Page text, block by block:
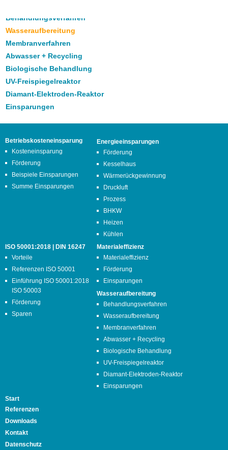
Behandlungsverfahren
Wasseraufbereitung
Membranverfahren
Abwasser + Recycling
Biologische Behandlung
UV-Freispiegelreaktor
Diamant-Elektroden-Reaktor
Einsparungen
Betriebskosteneinsparung
Kosteneinsparung
Förderung
Beispiele Einsparungen
Summe Einsparungen
Energieeinsparungen
Förderung
Kesselhaus
Wärmerückgewinnung
Druckluft
Prozess
BHKW
Heizen
Kühlen
ISO 50001:2018 | DIN 16247
Vorteile
Referenzen ISO 50001
Einführung ISO 50001:2018
ISO 50003
Förderung
Sparen
Materialeffizienz
Materialeffizienz
Förderung
Einsparungen
Wasseraufbereitung
Behandlungsverfahren
Wasseraufbereitung
Membranverfahren
Abwasser + Recycling
Biologische Behandlung
UV-Freispiegelreaktor
Diamant-Elektroden-Reaktor
Einsparungen
Start
Referenzen
Downloads
Kontakt
Datenschutz